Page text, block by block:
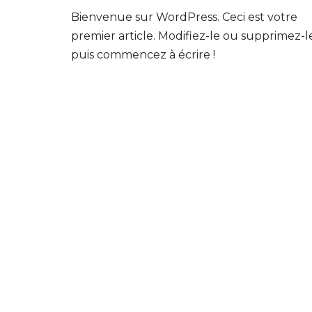
Bienvenue sur WordPress. Ceci est votre
premier article. Modifiez-le ou supprimez-
puis commencez à écrire !